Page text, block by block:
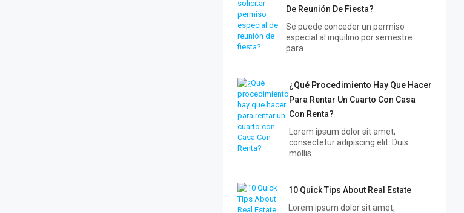
De Reunión De Fiesta?
Se puede conceder un permiso
especial al inquilino por semestre
para…
¿Qué Procedimiento Hay Que Hacer
Para Rentar Un Cuarto Con Casa
Con Renta?
Lorem ipsum dolor sit amet,
consectetur adipiscing elit. Duis
mollis…
10 Quick Tips About Real Estate
Lorem ipsum dolor sit amet,